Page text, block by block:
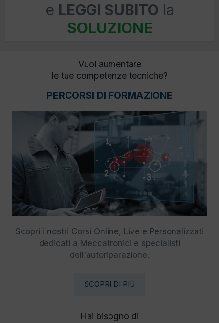
e LEGGI SUBITO la
SOLUZIONE
Vuoi aumentare
le tue competenze tecniche?
PERCORSI DI FORMAZIONE
Scopri i nostri Corsi Online, Live e Personalizzati
dedicati a Meccatronici e specialisti
dell'autoriparazione.
SCOPRI DI PIÙ
Hai bisogno di